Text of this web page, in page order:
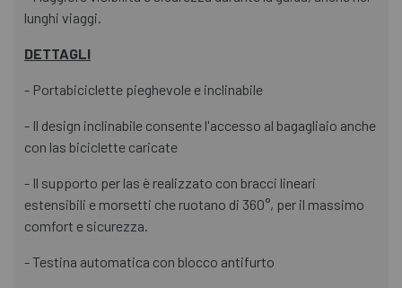
lunghi viaggi.
DETTAGLI
- Portabiciclette pieghevole e inclinabile
- Il design inclinabile consente l'accesso al bagagliaio anche
con las biciclette caricate
- Il supporto per las è realizzato con bracci lineari
estensibili e morsetti che ruotano di 360°, per il massimo
comfort e sicurezza.
- Testina automatica con blocco antifurto